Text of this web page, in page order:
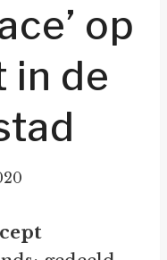
op
in de